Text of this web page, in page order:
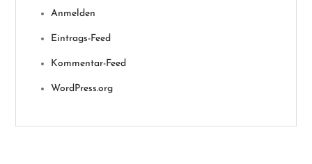
Anmelden
Eintrags-Feed
Kommentar-Feed
WordPress.org